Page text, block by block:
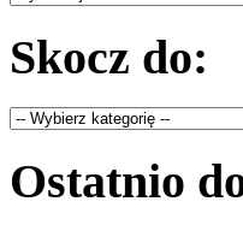
Skocz do:
Ostatnio